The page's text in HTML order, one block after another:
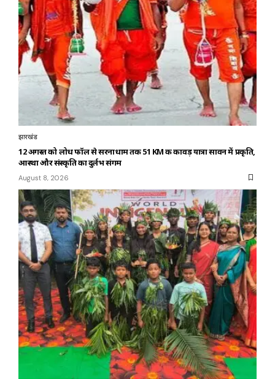
झारखंड
12 अगस्त को लोध फॉल से सरनाधाम तक 51 KM की कावड़ यात्रा सावन में प्रकृति,
आस्था और संस्कृति का दुर्लभ संगम
August 8, 2026